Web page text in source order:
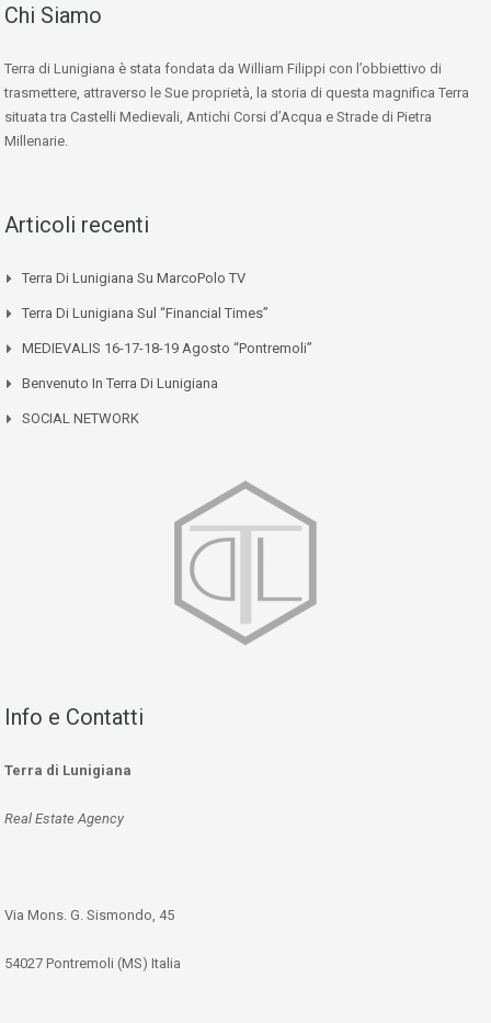
Chi Siamo
Terra di Lunigiana è stata fondata da William Filippi con l’obbiettivo di
trasmettere, attraverso le Sue proprietà, la storia di questa magnifica Terra
situata tra Castelli Medievali, Antichi Corsi d’Acqua e Strade di Pietra
Millenarie.
Articoli recenti
Terra Di Lunigiana Su MarcoPolo TV
Terra Di Lunigiana Sul “Financial Times”
MEDIEVALIS 16-17-18-19 Agosto “Pontremoli”
Benvenuto In Terra Di Lunigiana
SOCIAL NETWORK
Info e Contatti
Terra di Lunigiana
Real Estate Agency
Via Mons. G. Sismondo, 45
54027 Pontremoli (MS) Italia